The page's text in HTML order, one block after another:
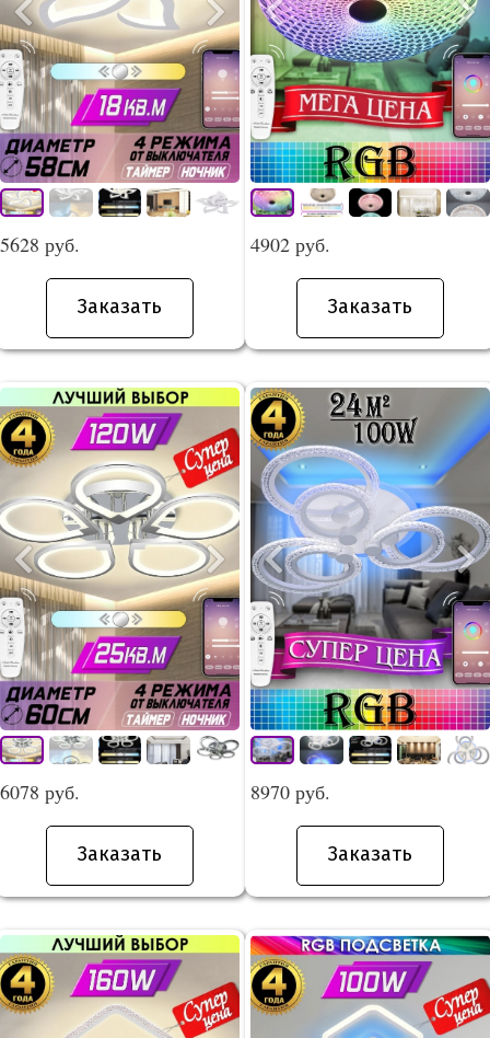
5628 руб.
Заказать
4902 руб.
Заказать
6078 руб.
Заказать
8970 руб.
Заказать